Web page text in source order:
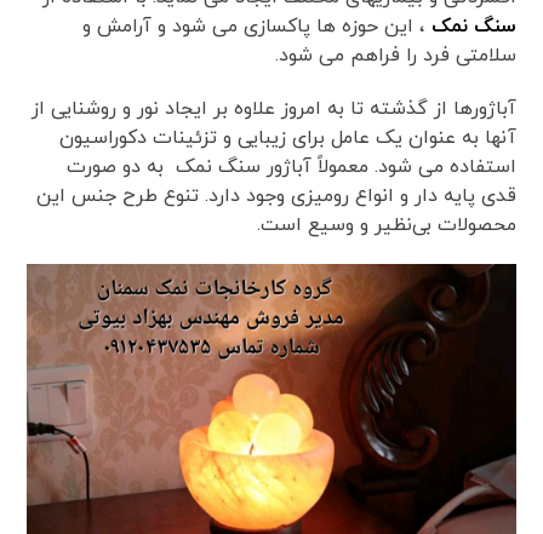
سنگ نمک ، این حوزه ها پاکسازی می شود و آرامش و
سلامتی فرد را فراهم می‌ شود.
آباژورها از گذشته تا به امروز علاوه بر ایجاد نور و روشنایی از
آنها به عنوان یک عامل برای زیبایی و تزئینات دکوراسیون
استفاده می شود. معمولاً آباژور سنگ نمک به دو صورت
قدی پایه دار و انواع رومیزی وجود دارد. تنوع طرح جنس این
محصولات بی‌نظیر و وسیع است.